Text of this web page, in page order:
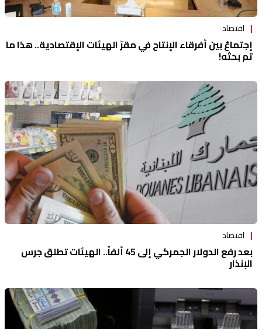
اقتصاد
إجتماعٌ بين أفرقاء الإنتاج في مقرّ الهيئات الإقتصادية.. هذا ما
تم بحثه!
اقتصاد
بعد رفع الدولار الجمركي إلى 45 ألفاً.. الهيئات تطلق جرس
الإنذار